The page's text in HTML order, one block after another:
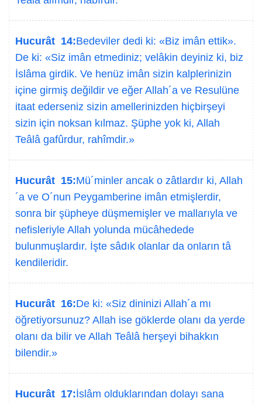
Hucurât 14:Bedeviler dedi ki: «Biz imân ettik».
De ki: «Siz imân etmediniz; velâkin deyiniz ki, biz
İslâma girdik. Ve henüz imân sizin kalplerinizin
içine girmiş değildir ve eğer Allah´a ve Resulüne
itaat ederseniz sizin amellerinizden hiçbirşeyi
sizin için noksan kılmaz. Şüphe yok ki, Allah
Teâlâ gafûrdur, rahîmdir.»
Hucurât 15:Mü´minler ancak o zâtlardır ki, Allah
´a ve O´nun Peygamberine imân etmişlerdir,
sonra bir şüpheye düşmemişler ve mallarıyla ve
nefisleriyle Allah yolunda mücâhedede
bulunmuşlardır. İşte sâdık olanlar da onların tâ
kendileridir.
Hucurât 16:De ki: «Siz dininizi Allah´a mı
öğretiyorsunuz? Allah ise göklerde olanı da yerde
olanı da bilir ve Allah Teâlâ herşeyi bihakkın
bilendir.»
Hucurât 17:İslâm olduklarından dolayı sana